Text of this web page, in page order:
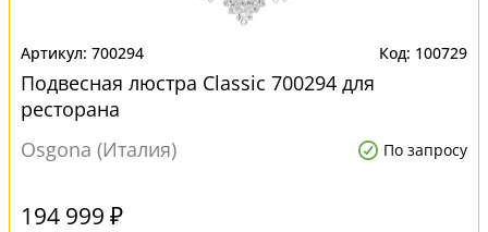
700294 100729
Подвесная люстра Classic 700294 для
ресторана
Osgona (Италия)
По запросу
194 999 ₽